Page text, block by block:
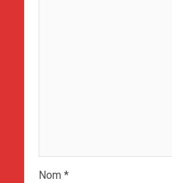
Nom *